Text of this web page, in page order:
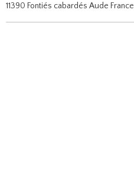
11390 Fontiés cabardés Aude France